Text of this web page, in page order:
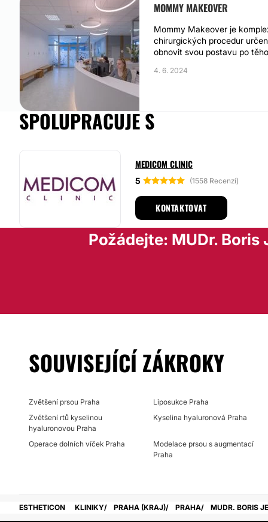
MOMMY MAKEOVER
Mommy Makeover je
chirurgických procedur
obnovit svou postavu po
4. 6. 2024
SPOLUPRACUJE S
MEDICOM CLINIC
5 (1558 Recenzí)
KONTAKTOVAT
Požádejte: MUDr.
SOUVISEJÍCÍ ZÁKROKY
Zvětšení prsou Praha Liposukce Praha
Zvětšení rtů kyselinou
hyaluronovou Praha
Kyselina hyaluronová Praha
Operace dolních víček Praha
Modelace prsou s augmentací
Praha
ESTHETICON KLINIKY PRAHA (KRAJ) PRAHA MUDR. BORIS